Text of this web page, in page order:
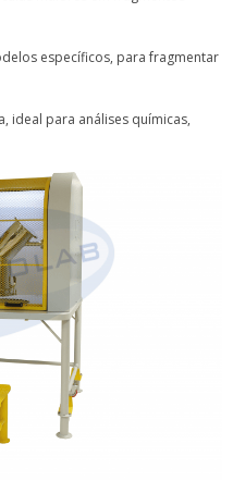
específicos, para fragmentar
ideal para análises químicas,